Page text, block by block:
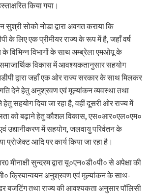
किया गया।
सुश्री सोको नोडा द्वारा अवगत कराया कि
के लिए एक प्रीमीयर राज्य के रूप में है, जहाँ वर्ष
के विभिन्न विभागों के साथ अम्ब्रेला एमओयू के
समाजार्थिक विकास में आवश्यकतानुसार सहयोग
द्वारा जहाँ एक ओर राज्य सरकार के साथ मिलकर
देने हेतु अनुश्रवण एवं मूल्यांकन व्यवस्था तथा
सहयोग दिया जा रहा है, वहीं दूसरी ओर राज्य में
को बढ़ाने हेतु कौशल विकास, एस०आर०एल०एम०
उद्यानीकरण में सहयोग, जलवायु परिर्वतन के
प्रोजेक्ट आदि पर कार्य किया जा रहा है।
मीनाक्षी सुन्दरम द्वारा यू०एन०डी०पी० से अपेक्षा की
क्रियान्वयन अनुश्रवण एवं मूल्यांकन के साथ-
बजटिंग तथा राज्य की आवश्यकता अनुसार पॉलिसी